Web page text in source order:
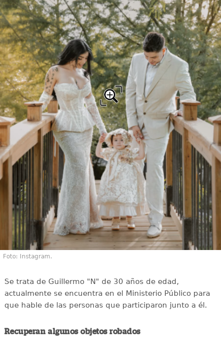
Foto: Instagram.
Se trata de Guillermo "N" de 30 años de edad,
actualmente se encuentra en el Ministerio Público para
que hable de las personas que participaron junto a él.
Recuperan algunos objetos robados